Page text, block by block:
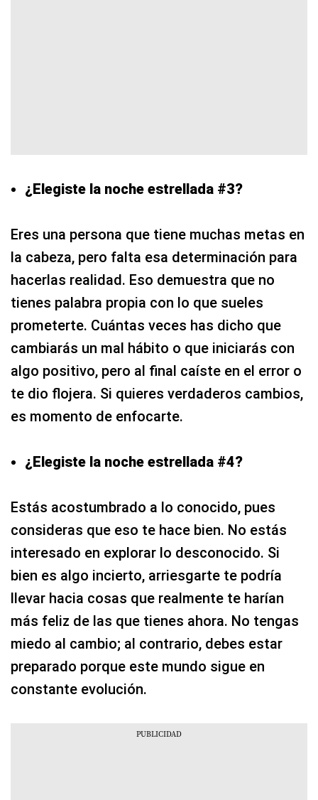
¿Elegiste la noche estrellada #3?
Eres una persona que tiene muchas metas en
la cabeza, pero falta esa determinación para
hacerlas realidad. Eso demuestra que no
tienes palabra propia con lo que sueles
prometerte. Cuántas veces has dicho que
cambiarás un mal hábito o que iniciarás con
algo positivo, pero al final caíste en el error o
te dio flojera. Si quieres verdaderos cambios,
es momento de enfocarte.
¿Elegiste la noche estrellada #4?
Estás acostumbrado a lo conocido, pues
consideras que eso te hace bien. No estás
interesado en explorar lo desconocido. Si
bien es algo incierto, arriesgarte te podría
llevar hacia cosas que realmente te harían
más feliz de las que tienes ahora. No tengas
miedo al cambio; al contrario, debes estar
preparado porque este mundo sigue en
constante evolución.